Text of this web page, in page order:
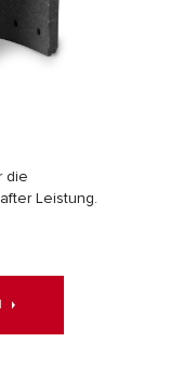
die
Leistung.